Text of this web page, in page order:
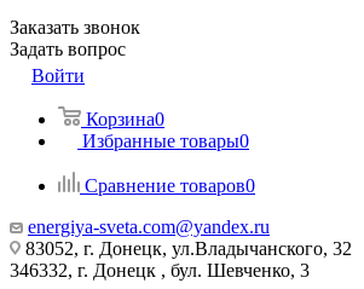
Заказать звонок
Задать вопрос
Войти
Корзина0
Избранные товары0
Сравнение товаров0
energiya-sveta.com@yandex.ru
83052, г. Донецк, ул.Владычанского, 32
346332, г. Донецк , бул. Шевченко, 3